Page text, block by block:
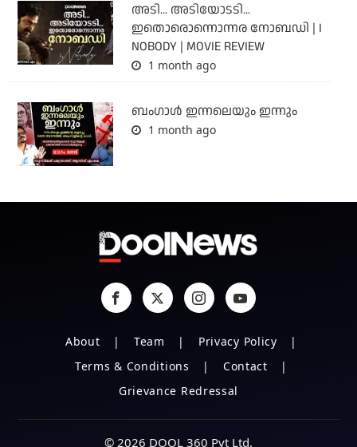
അടി... അടിയോടടി...
ഇതൊരൊന്നൊന്നര നോബഡി | I
NOBODY | MOVIE REVIEW
1 month ago
ബംഗാള്‍ ഇന്നലെയും ഇന്നും
1 month ago
About Team
Privacy Policy
Terms & Conditions
Contact
Grievance Redressal
© 2026 DOOL 360 Pvt Ltd.